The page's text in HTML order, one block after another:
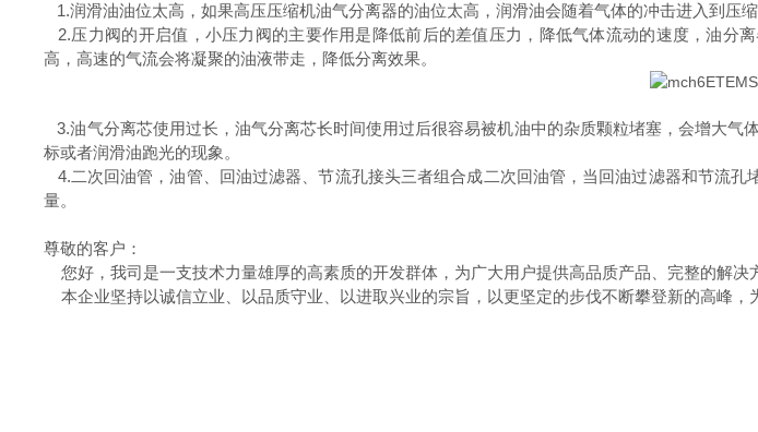
1.润滑油油位太高，如果高压压缩机油气分离器的油位太高，润滑油会随着气体的冲击进入到压
2.压力阀的开启值，小压力阀的主要作用是降低前后的差值压力，降低气体流动的速度，油分
高，高速的气流会将凝聚的油液带走，降低分离效果。
3.油气分离芯使用过长，油气分离芯长时间使用过后很容易被机油中的杂质颗粒堵塞，会增大
标或者润滑油跑光的现象。
4.二次回油管，油管、回油过滤器、节流孔接头三者组合成二次回油管，当回油过滤器和节流
量。
尊敬的客户：
您好，我司是一支技术力量雄厚的高素质的开发群体，为广大用户提供高品质产品、完整的解决
本企业坚持以诚信立业、以品质守业、以进取兴业的宗旨，以更坚定的步伐不断攀登新的高峰